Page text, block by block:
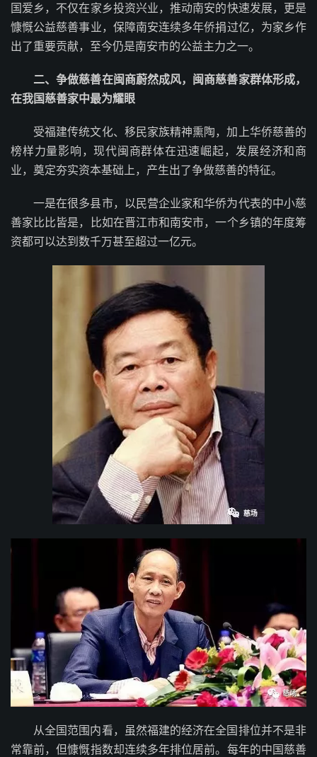
国爱乡，不仅在家乡投资兴业，推动南安的快速发展，更是
慷慨公益慈善事业，保障南安连续多年侨捐过亿，为家乡作
出了重要贡献，至今仍是南安市的公益主力之一。
二、争做慈善在闽商蔚然成风，闽商慈善家群体形成，
在我国慈善家中最为耀眼
受福建传统文化、移民家族精神熏陶，加上华侨慈善的
榜样力量影响，现代闽商群体在迅速崛起，发展经济和商
业，奠定夯实资本基础上，产生出了争做慈善的特征。
一是在很多县市，以民营企业家和华侨为代表的中小慈
善家比比皆是，比如在晋江市和南安市，一个乡镇的年度筹
资都可以达到数千万甚至超过一亿元。
从全国范围内看，虽然福建的经济在全国排位并不是非
常靠前，但慷慨指数却连续多年排位居前。每年的中国慈善